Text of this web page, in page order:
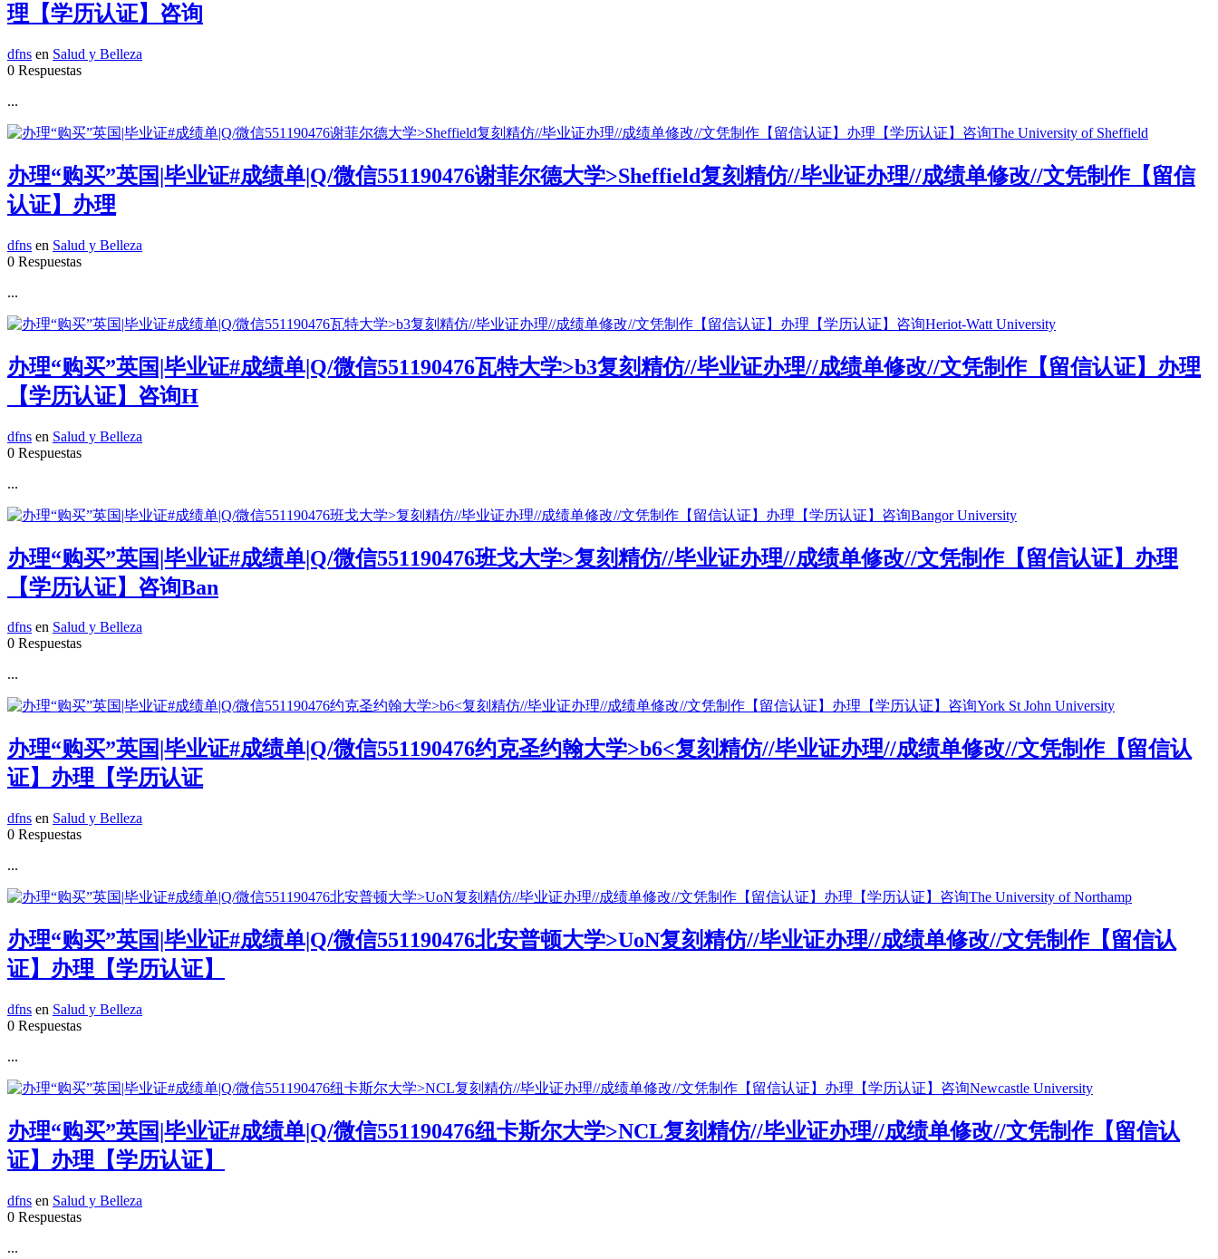
理【学历认证】咨询
dfns en Salud y Belleza
0 Respuestas
...
办理“购买”英国|毕业证#成绩单|Q/微信551190476谢菲尔德大学>Sheffield复刻精仿//毕业证办理//成绩单修改//文凭制作【留信
认证】办理
dfns en Salud y Belleza
0 Respuestas
...
办理“购买”英国|毕业证#成绩单|Q/微信551190476瓦特大学>b3复刻精仿//毕业证办理//成绩单修改//文凭制作【留信认证】办理
【学历认证】咨询H
dfns en Salud y Belleza
0 Respuestas
...
办理“购买”英国|毕业证#成绩单|Q/微信551190476班戈大学>复刻精仿//毕业证办理//成绩单修改//文凭制作【留信认证】办理
【学历认证】咨询Ban
dfns en Salud y Belleza
0 Respuestas
...
办理“购买”英国|毕业证#成绩单|Q/微信551190476约克圣约翰大学>b6<复刻精仿//毕业证办理//成绩单修改//文凭制作【留信认
证】办理【学历认证
dfns en Salud y Belleza
0 Respuestas
...
办理“购买”英国|毕业证#成绩单|Q/微信551190476北安普顿大学>UoN复刻精仿//毕业证办理//成绩单修改//文凭制作【留信认
证】办理【学历认证】
dfns en Salud y Belleza
0 Respuestas
...
办理“购买”英国|毕业证#成绩单|Q/微信551190476纽卡斯尔大学>NCL复刻精仿//毕业证办理//成绩单修改//文凭制作【留信认
证】办理【学历认证】
dfns en Salud y Belleza
0 Respuestas
...